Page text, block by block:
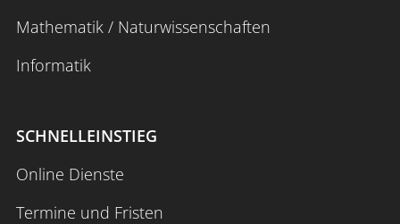
Mathematik / Naturwissenschaften
Informatik
SCHNELLEINSTIEG
Online Dienste
Termine und Fristen